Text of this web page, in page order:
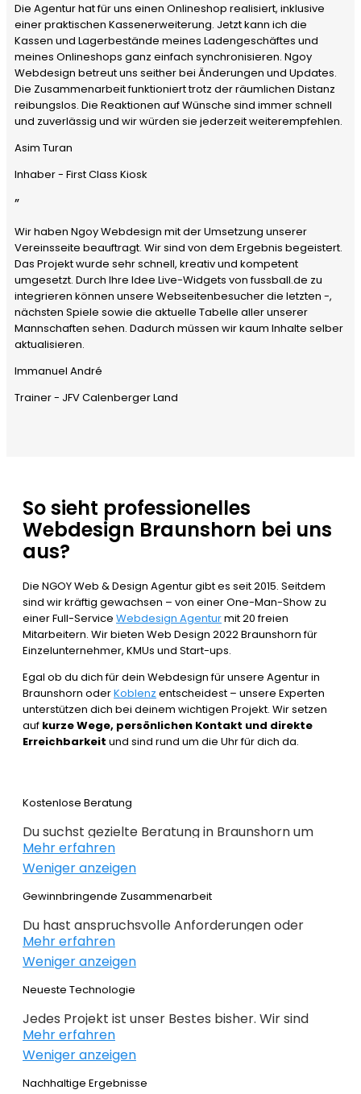
Die Agentur hat für uns einen Onlineshop realisiert, inklusive
einer praktischen Kassenerweiterung. Jetzt kann ich die
Kassen und Lagerbestände meines Ladengeschäftes und
meines Onlineshops ganz einfach synchronisieren. Ngoy
Webdesign betreut uns seither bei Änderungen und Updates.
Die Zusammenarbeit funktioniert trotz der räumlichen Distanz
reibungslos. Die Reaktionen auf Wünsche sind immer schnell
und zuverlässig und wir würden sie jederzeit weiterempfehlen.
Asim Turan
Inhaber - First Class Kiosk
”
Wir haben Ngoy Webdesign mit der Umsetzung unserer
Vereinsseite beauftragt. Wir sind von dem Ergebnis begeistert.
Das Projekt wurde sehr schnell, kreativ und kompetent
umgesetzt. Durch Ihre Idee Live-Widgets von fussball.de zu
integrieren können unsere Webseitenbesucher die letzten -,
nächsten Spiele sowie die aktuelle Tabelle aller unserer
Mannschaften sehen. Dadurch müssen wir kaum Inhalte selber
aktualisieren.
Immanuel André
Trainer - JFV Calenberger Land
So sieht professionelles
Webdesign Braunshorn bei uns
aus?
Die NGOY Web & Design Agentur gibt es seit 2015. Seitdem
sind wir kräftig gewachsen – von einer One-Man-Show zu
einer Full-Service Webdesign Agenturmit 20 freien
Mitarbeitern. Wir bieten Web Design 2022 Braunshorn für
Einzelunternehmer, KMUs und Start-ups.
Egal ob du dich für dein Webdesign für unsere Agentur in
Braunshorn oderKoblenz entscheidest – unsere Experten
unterstützen dich bei deinem wichtigen Projekt. Wir setzen
auf kurze Wege, persönlichen Kontakt und direkte
Erreichbarkeit und sind rund um die Uhr für dich da.
Kostenlose Beratung
Du suchst gezielte Beratung in Braunshorn um
erfolgreich im Webdesign 2022 zu sein. Wir
beraten dich kostenlos und individuell zu
Webdesign, E-Commerce,
was mit Internet zu tun hat. Du weißt noch nicht
genau wo du bei deiner Online Präsenz anfangen
sollst oder wie es weitergeht, dann bist du genau
bei derrichtigen Agentur
gebracht – nichts unnötiges!
Mehr erfahren
Weniger anzeigen
Gewinnbringende Zusammenarbeit
Du hast anspruchsvolle Anforderungen oder
Ideen und du hast genaue Ziele definiert, die du
erreichen willst? Gemeinsam mit dir planen,
konzipieren und realieren wir dein Projekt. Beim
dem Zufall. Keine intransparente Planung – nur
gewinnbringende Lösungen. Profitieren Sie von
unserer langjährigen Erfahrung!
Mehr erfahren
Weniger anzeigen
Neueste Technologie
Jedes Projekt ist unser Bestes bisher. Wir sind
immer auf der Suche nach noch besseren
Lösungen für deine geschäftlichen
Anforderungen. Das richtige CMS ermöglicht
Mehr erfahren
Weniger anzeigen
Nachhaltige Ergebnisse